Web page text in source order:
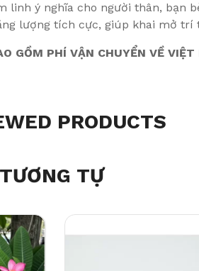
linh ý nghĩa cho người thân, bạn
lượng tích cực, giúp khai mở
GỒM PHÍ VẬN CHUYỂN VỀ
PRODUCTS
TỰ